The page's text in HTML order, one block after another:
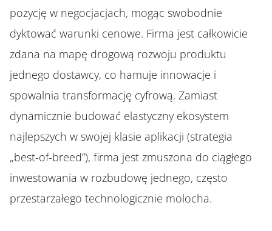
pozycję w negocjacjach, mogąc swobodnie
dyktować warunki cenowe. Firma jest całkowicie
zdana na mapę drogową rozwoju produktu
jednego dostawcy, co hamuje innowacje i
spowalnia transformację cyfrową. Zamiast
dynamicznie budować elastyczny ekosystem
najlepszych w swojej klasie aplikacji (strategia
„best-of-breed”), firma jest zmuszona do ciągłego
inwestowania w rozbudowę jednego, często
przestarzałego technologicznie molocha.